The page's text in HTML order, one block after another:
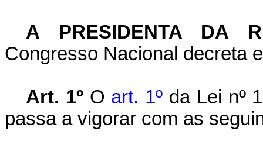
A PRESIDENTA DA
Congresso Nacional decreta
Art. 1º O art. 1º da Lei nº
passa a vigorar com as